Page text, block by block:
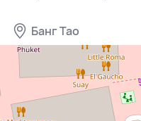
Банг Тао